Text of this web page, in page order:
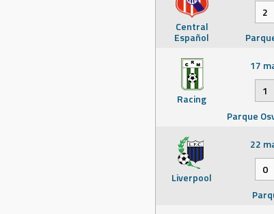
Central
Español
2
Racing
17
1
Parque
Liverpool
22
0